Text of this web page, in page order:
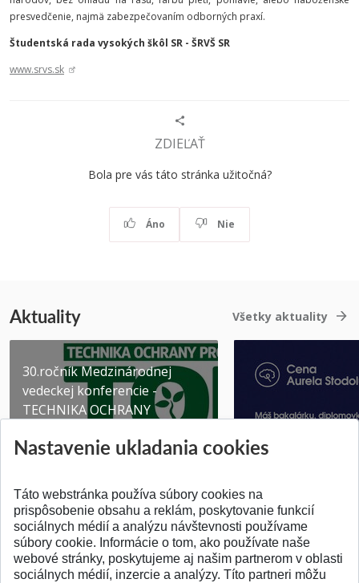
presvedčenie, najmä zabezpečovaním odborných praxí.
Študentská rada vysokých škôl SR - ŠRVŠ SR
www.srvs.sk
ZDIEĽAŤ
Bola pre vás táto stránka užitočná?
Áno Nie
Aktuality Všetky aktuality
30.ročník Medzinárodnej
vedeckej konferencie -
TECHNIKA OCHRANY
Pridané 03.08.2026 Pridané 07.07.2026
SPÄŤ NA VRCH
Nastavenie ukladania cookies
Táto webstránka používa súbory cookies na
prispôsobenie obsahu a reklám, poskytovanie funkcií
sociálnych médií a analýzu návštevnosti používame
súbory cookie. Informácie o tom, ako používate naše
webové stránky, poskytujeme aj našim partnerom v oblasti
sociálnych médií, inzercie a analýzy. Títo partneri môžu